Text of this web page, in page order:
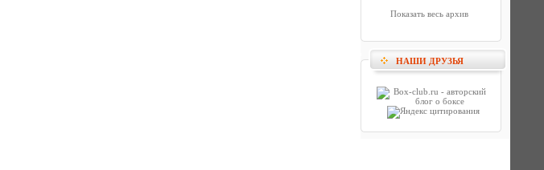
Показать весь архив
НАШИ ДРУЗЬЯ